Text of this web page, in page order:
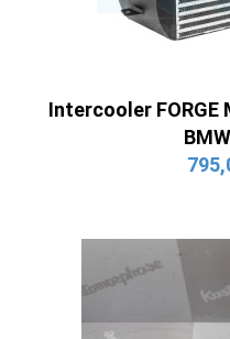
Intercooler